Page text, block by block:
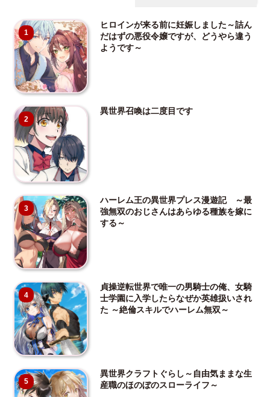
1
ヒロインが来る前に妊娠しました～詰ん
だはずの悪役令嬢ですが、どうやら違う
ようです～
2
異世界召喚は二度目です
3
ハーレム王の異世界プレス漫遊記 ～最
強無双のおじさんはあらゆる種族を嫁に
する～
4
貞操逆転世界で唯一の男騎士の俺、女騎
士学園に入学したらなぜか英雄扱いされ
た ～絶倫スキルでハーレム無双～
5
異世界クラフトぐらし～自由気ままな生
産職のほのぼのスローライフ～